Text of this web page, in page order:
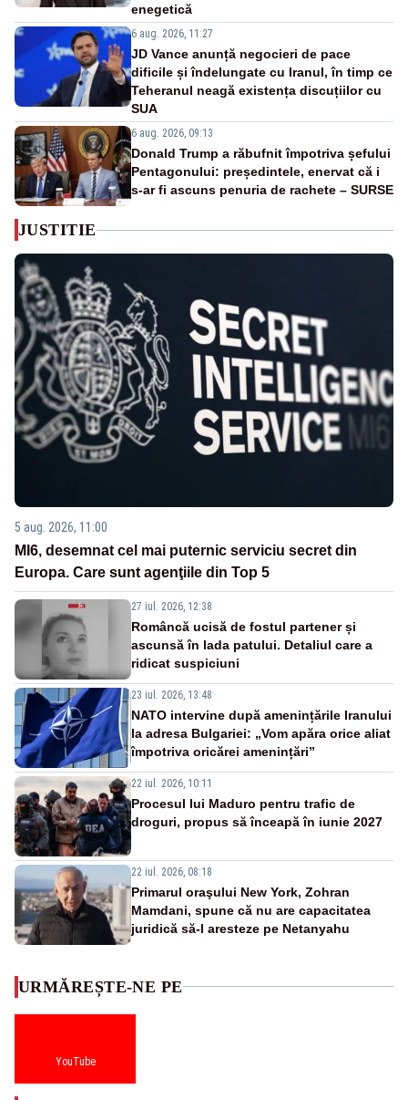
enegetică
6 aug. 2026, 11:27
JD Vance anunță negocieri de pace
dificile și îndelungate cu Iranul, în timp ce
Teheranul neagă existența discuțiilor cu
SUA
6 aug. 2026, 09:13
Donald Trump a răbufnit împotriva șefului
Pentagonului: președintele, enervat că i
s-ar fi ascuns penuria de rachete – SURSE
JUSTITIE
5 aug. 2026, 11:00
MI6, desemnat cel mai puternic serviciu secret din
Europa. Care sunt agenţiile din Top 5
27 iul. 2026, 12:38
Româncă ucisă de fostul partener și
ascunsă în lada patului. Detaliul care a
ridicat suspiciuni
23 iul. 2026, 13:48
NATO intervine după amenințările Iranului
la adresa Bulgariei: „Vom apăra orice aliat
împotriva oricărei amenințări”
22 iul. 2026, 10:11
Procesul lui Maduro pentru trafic de
droguri, propus să înceapă în iunie 2027
22 iul. 2026, 08:18
Primarul oraşului New York, Zohran
Mamdani, spune că nu are capacitatea
juridică să-l aresteze pe Netanyahu
URMĂREȘTE-NE PE
YouTube